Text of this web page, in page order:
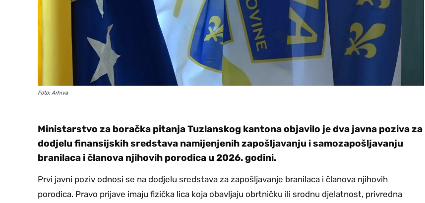
Foto: Arhiva
Ministarstvo za boračka pitanja Tuzlanskog kantona objavilo je dva javna poziva za
dodjelu finansijskih sredstava namijenjenih zapošljavanju i samozapošljavanju
branilaca i članova njihovih porodica u 2026. godini.
Prvi javni poziv odnosi se na dodjelu sredstava za zapošljavanje branilaca i članova njihovih
porodica. Pravo prijave imaju fizička lica koja obavljaju obrtničku ili srodnu djelatnost, privredna